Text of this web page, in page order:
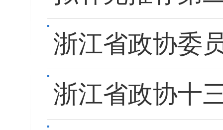
浙江省政协委
浙江省政协十